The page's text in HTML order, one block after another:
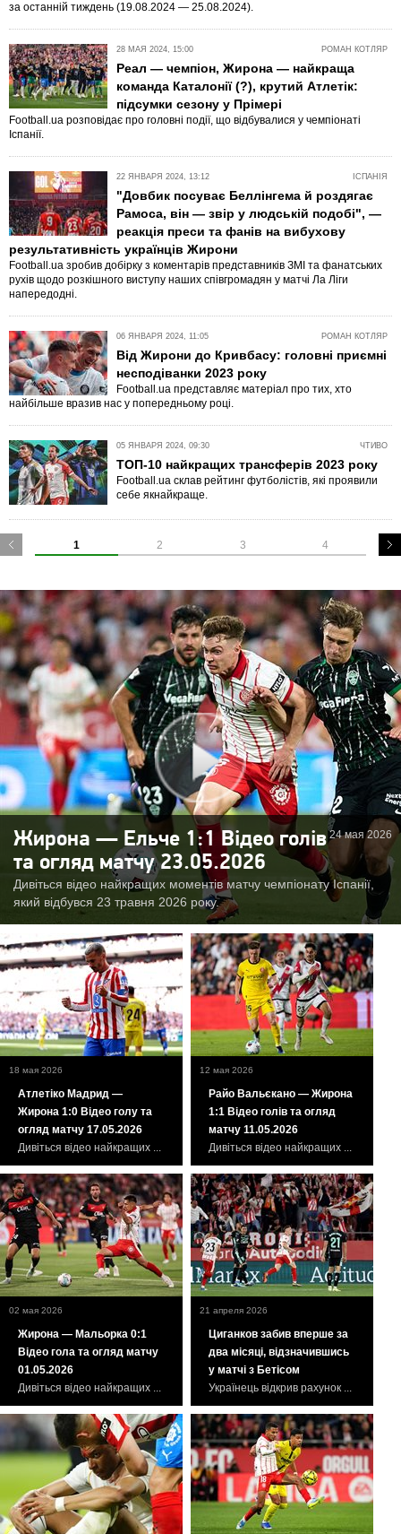
за останній тиждень (19.08.2024 — 25.08.2024).
РОМАН КОТЛЯР
28 МАЯ 2024, 15:00
Реал — чемпіон, Жирона — найкраща
команда Каталонії (?), крутий Атлетік:
підсумки сезону у Прімері
Football.ua розповідає про головні події, що відбувалися у чемпіонаті
Іспанії.
ІСПАНІЯ
22 ЯНВАРЯ 2024, 13:12
"Довбик посуває Беллінгема й роздягає
Рамоса, він — звір у людській подобі", —
реакція преси та фанів на вибухову
результативність українців Жирони
Football.ua зробив добірку з коментарів представників ЗМІ та фанатських
рухів щодо розкішного виступу наших співгромадян у матчі Ла Ліги
напередодні.
РОМАН КОТЛЯР
06 ЯНВАРЯ 2024, 11:05
Від Жирони до Кривбасу: головні приємні
несподіванки 2023 року
Football.ua представляє матеріал про тих, хто
найбільше вразив нас у попередньому році.
ЧТИВО
05 ЯНВАРЯ 2024, 09:30
ТОП-10 найкращих трансферів 2023 року
Football.ua склав рейтинг футболістів, які проявили
себе якнайкраще.
1 2 3 4
24 мая 2026
Жирона — Ельче 1:1 Відео голів
та огляд матчу 23.05.2026
Дивіться відео найкращих моментів матчу чемпіонату Іспанії,
який відбувся 23 травня 2026 року.
18 мая 2026
Атлетіко Мадрид —
Жирона 1:0 Відео голу та
огляд матчу 17.05.2026
Дивіться відео найкращих ...
12 мая 2026
Райо Вальєкано — Жирона
1:1 Відео голів та огляд
матчу 11.05.2026
Дивіться відео найкращих ...
02 мая 2026
Жирона — Мальорка 0:1
Відео гола та огляд матчу
01.05.2026
Дивіться відео найкращих ...
21 апреля 2026
Циганков забив вперше за
два місяці, відзначившись
у матчі з Бетісом
Українець відкрив рахунок ...